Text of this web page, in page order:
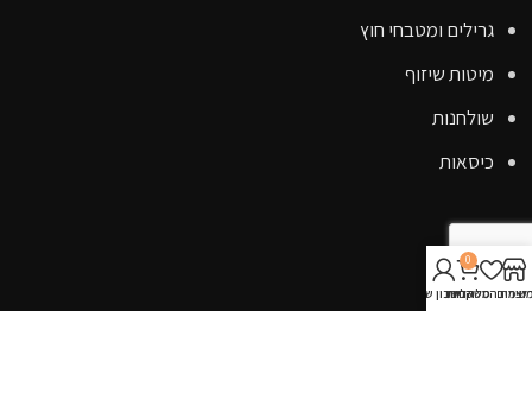
גרילים ומטבחי חוץ
מיטות שיזוף
שולחנות
כיסאות
קישורים
אודותמוצריםהמשאלות
0
סל קניות
החשבון שלי